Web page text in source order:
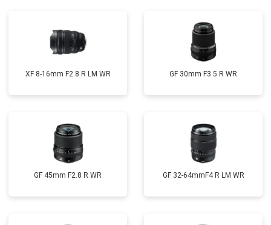
XF 8-16mm F2.8 R LM WR GF 30mm F3.5 R WR
GF 45mm F2.8 R WR GF 32-64mmF4 R LM WR